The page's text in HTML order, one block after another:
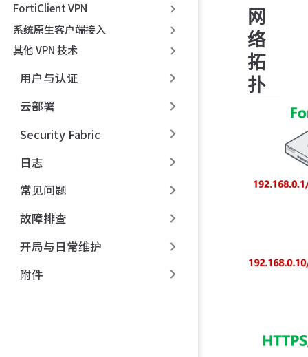
FortiClient VPN
系统原生客户端接入
其他 VPN 技术
用户与认证
云部署
Security Fabric
日志
常见问题
故障排查
开局与日常维护
附件
网
络
拓
扑